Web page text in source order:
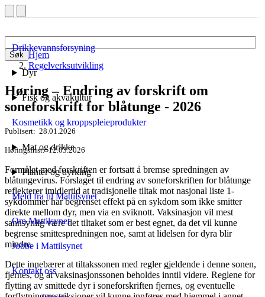
Søk
Drikkevannsforsyning
Dyr
Fisk og akvakultur
Kosmetikk og kroppspleieprodukter
Mat og drikke
Planter og dyrking
Meld fra til Mattilsynet
Om Mattilsynet
Jobbe i Mattilsynet
Kontakt oss
Hjem
Regelverksutvikling
Høring – Endring av forskrift om
soneforskrift for blåtunge - 2026
Publisert 28.01.2026
Høringsfrist 12.03.2026
Formålet med forskriften er fortsatt å bremse spredningen av
blåtungevirus. Forslaget til endring av soneforskriften for blåtunge
reflekterer imidlertid at tradisjonelle tiltak mot nasjonal liste 1-
sykdommer har begrenset effekt på en sykdom som ikke smitter
direkte mellom dyr, men via en sviknott. Vaksinasjon vil mest
sannsynlig være det tiltaket som er best egnet, da det vil kunne
begrense smittespredningen noe, samt at lidelsen for dyra blir
mindre.
Dette innebærer at tiltakssonen med regler gjeldende i denne sonen,
fjernes, og at vaksinasjonssonen beholdes inntil videre. Reglene for
flytting av smittede dyr i soneforskriften fjernes, og eventuelle